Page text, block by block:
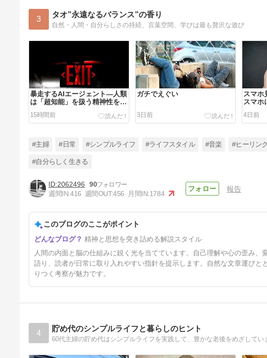
3 タオ”永遠なるバランス”の香り
自然・人間・自分らしさの持続、言葉空間、学びは最も贅沢な遊び
暴走するAIエージェント―人類
は「超知能」を扱う精神性を備
えているか
15時間前
ガチでえぐい
3日前
スマホ
スマホ
4日前
イタリアには指定避難所・避難
訓練はないのか？​南イタリアの
#主婦 #日常 #シンプルライフ #ライフスタイル #音楽 #ヒーリン
#自分らしく生きる
2062496
90
週間IN:416 週間OUT:456 月間IN:1784
報告
このブログのここがポイント
精神と思想を突き詰める解説スタイル
人間の内面と脳の仕組みに鋭く光を当てています。自己理解や心の歪み
語り、読者が日常に取り入れやすい指針を提示します。自然な文章運び
りつく考察が魅力です。
4 貯め代のシンプルライフと暮らしのヒント